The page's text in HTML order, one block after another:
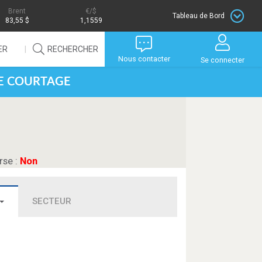
Brent
83,55 $
/$
1,1559
Tableau de Bord
RECHERCHER
Nous contacter Se connecter
COURTAGE
: Non
SECTEUR